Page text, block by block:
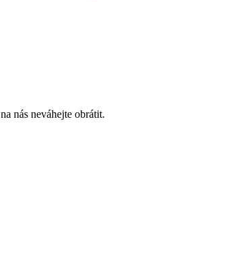
nás neváhejte obrátit.